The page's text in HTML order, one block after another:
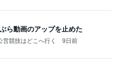
ら動画のアップを止めた
競技はどこへ行く 9日前